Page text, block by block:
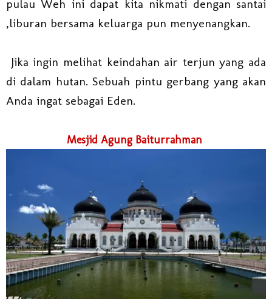
pulau Weh ini dapat kita nikmati dengan santai
,liburan bersama keluarga pun menyenangkan.
Jika ingin melihat keindahan air terjun yang ada
di dalam hutan. Sebuah pintu gerbang yang akan
Anda ingat sebagai Eden.
Mesjid Agung Baiturrahman